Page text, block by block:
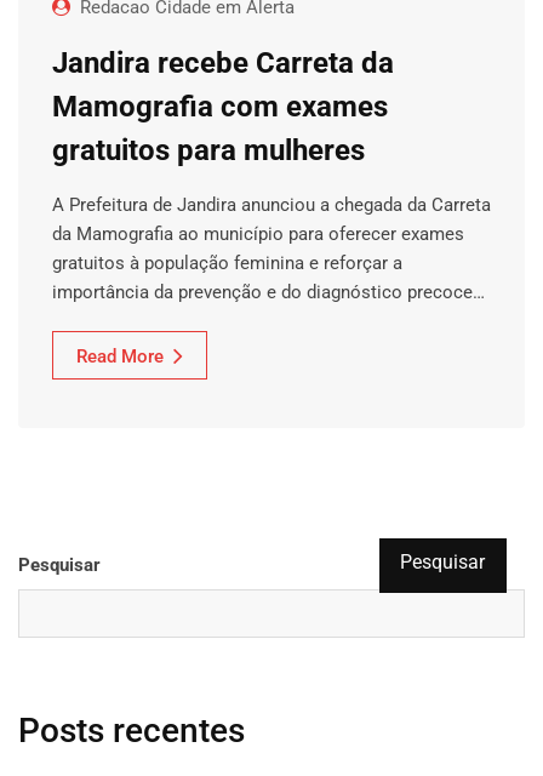
Redacao Cidade em Alerta
Jandira recebe Carreta da
Mamografia com exames
gratuitos para mulheres
A Prefeitura de Jandira anunciou a chegada da Carreta
da Mamografia ao município para oferecer exames
gratuitos à população feminina e reforçar a
importância da prevenção e do diagnóstico precoce…
Read More
Pesquisar Pesquisar
Posts recentes